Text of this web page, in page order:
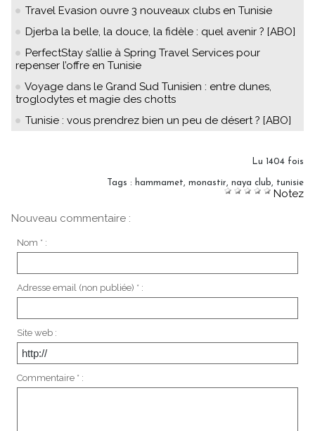
Travel Evasion ouvre 3 nouveaux clubs en Tunisie
Djerba la belle, la douce, la fidèle : quel avenir ? [ABO]
PerfectStay s’allie à Spring Travel Services pour
repenser l’offre en Tunisie
Voyage dans le Grand Sud Tunisien : entre dunes,
troglodytes et magie des chotts
Tunisie : vous prendrez bien un peu de désert ? [ABO]
Lu 1404 fois
Tags : hammamet, monastir, naya club, tunisie
Notez
Nouveau commentaire :
Nom * :
Adresse email (non publiée) * :
Site web :
Commentaire * :